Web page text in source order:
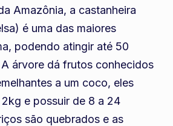
Amazônia, a castanheira
é uma das maiores
podendo atingir até 50
árvore dá frutos conhecidos
a um coco, eles
e possuir de 8 a 24
são quebrados e as